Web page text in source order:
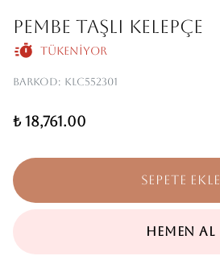
PEMBE TAŞLI KELEPÇE
Tükeniyor
Barkod: KLC552301
₺ 18,761.00
SEPETE EKLE
HEMEN AL